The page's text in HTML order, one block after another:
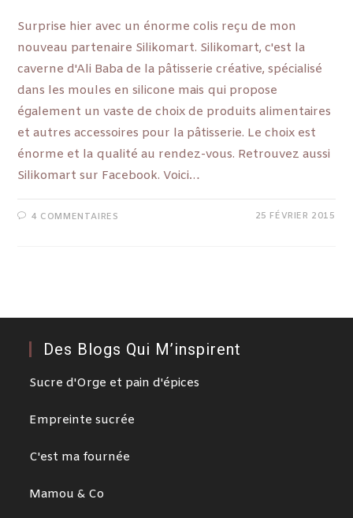
Surprise hier avec un énorme colis reçu de mon
nouveau partenaire Silikomart. Silikomart, c'est la
caverne d'Ali Baba de la pâtisserie créative, spécialisé
dans les moules en silicone mais qui propose
également un vaste de choix de produits alimentaires
et autres accessoires pour la pâtisserie. Le choix est
énorme et la qualité au rendez-vous. Retrouvez aussi
Silikomart sur Facebook. Voici…
4 COMMENTAIRES 25 FÉVRIER 2015
Des Blogs Qui M’inspirent
Sucre d'Orge et pain d'épices
Empreinte sucrée
C'est ma fournée
Mamou & Co